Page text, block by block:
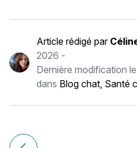
Article rédigé par
2026 -
Dernière modification
dans Blog chat, Santé
Navigation